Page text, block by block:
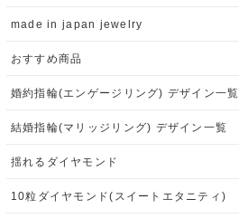
made in japan jewelry
おすすめ商品
婚約指輪(エンゲージリング) デザイン一覧
結婚指輪(マリッジリング) デザイン一覧
揺れるダイヤモンド
10粒ダイヤモンド(スイートエタニティ)